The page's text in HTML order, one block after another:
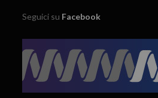
Seguici su Facebook